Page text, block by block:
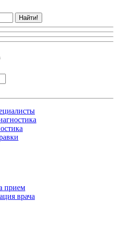
Найти!
прием
врача